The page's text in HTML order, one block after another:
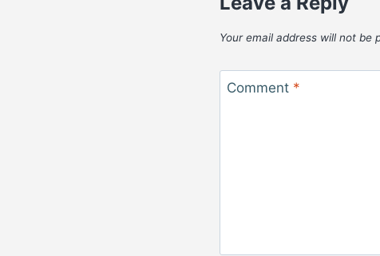
Your email address will not be
Comment *